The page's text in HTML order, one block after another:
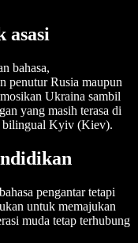
asasi
bahasa,
penutur Rusia maupun
Ukraina sambil
yang masih terasa di
bilingual Kyiv (Kiev).
pengantar tetapi
untuk memajukan
muda tetap terhubung